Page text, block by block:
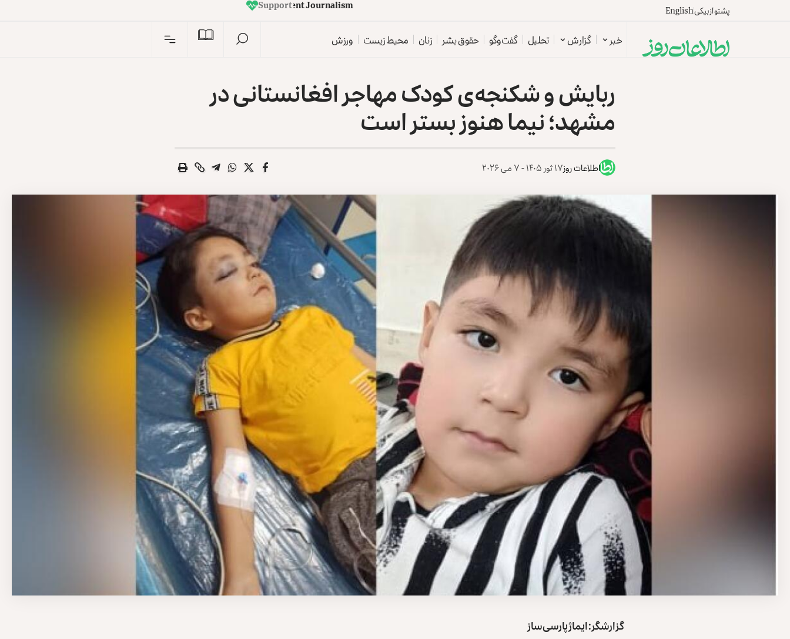
پشتوازبیکیEnglish
s
i
l
a
n
r
u
o
J
t
n
e
d
n
e
p
e
d
n
I Support
خبر گزارش تحلیل گفت‌وگو حقوق بشر زنان محیط زیست ورزش
ربایش و شکنجه‌ی کودک مهاجر افغانستانی در
مشهد؛ نیما هنوز بستر است
اطلاعات روز۱۷ ثور ۱۴۰۵ - ۷ می ۲۰۲۶
گزارشگر: ایماژ پارسی‌ساز